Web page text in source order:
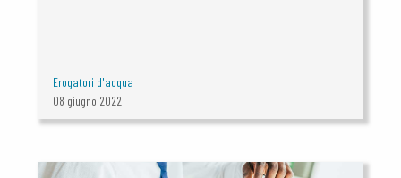
Erogatori d'acqua
08 giugno 2022